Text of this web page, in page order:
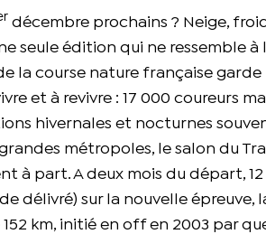
décembre prochains ? Neige,
seule édition qui ne ressemble à
la course nature française
et à revivre : 17 000 coureurs
hivernales et nocturnes
métropoles, le salon du
à part. A deux mois du départ,
délivré) sur la nouvelle épreuve,
km, initié en off en 2003 par